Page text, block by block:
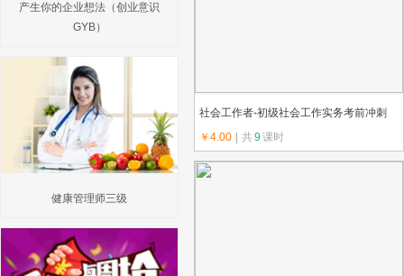
产生你的企业想法（创业意识
GYB）
健康管理师三级
社会工作者-初级社会工作实务考前冲刺
￥4.00
共9 课时
上传教师：molly